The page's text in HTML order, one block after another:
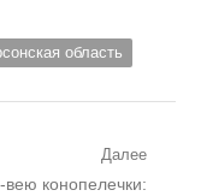
область
Далее
конопелечки: